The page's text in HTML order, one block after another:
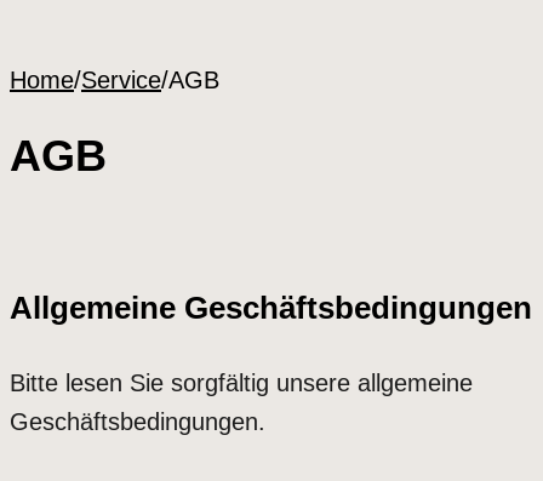
Home/Service/AGB
AGB
Allgemeine Geschäftsbedingungen
Bitte lesen Sie sorgfältig unsere allgemeine
Geschäftsbedingungen.